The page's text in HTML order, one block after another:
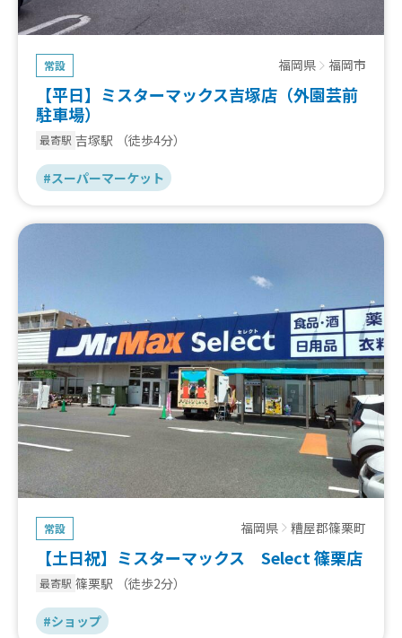
常設 福岡県 福岡市
【平日】ミスターマックス吉塚店（外園芸前
駐車場）
最寄駅 吉塚駅 （徒歩4分）
#スーパーマーケット
常設 福岡県 糟屋郡篠栗町
【土日祝】ミスターマックス Select 篠栗店
最寄駅 篠栗駅 （徒歩2分）
#ショップ